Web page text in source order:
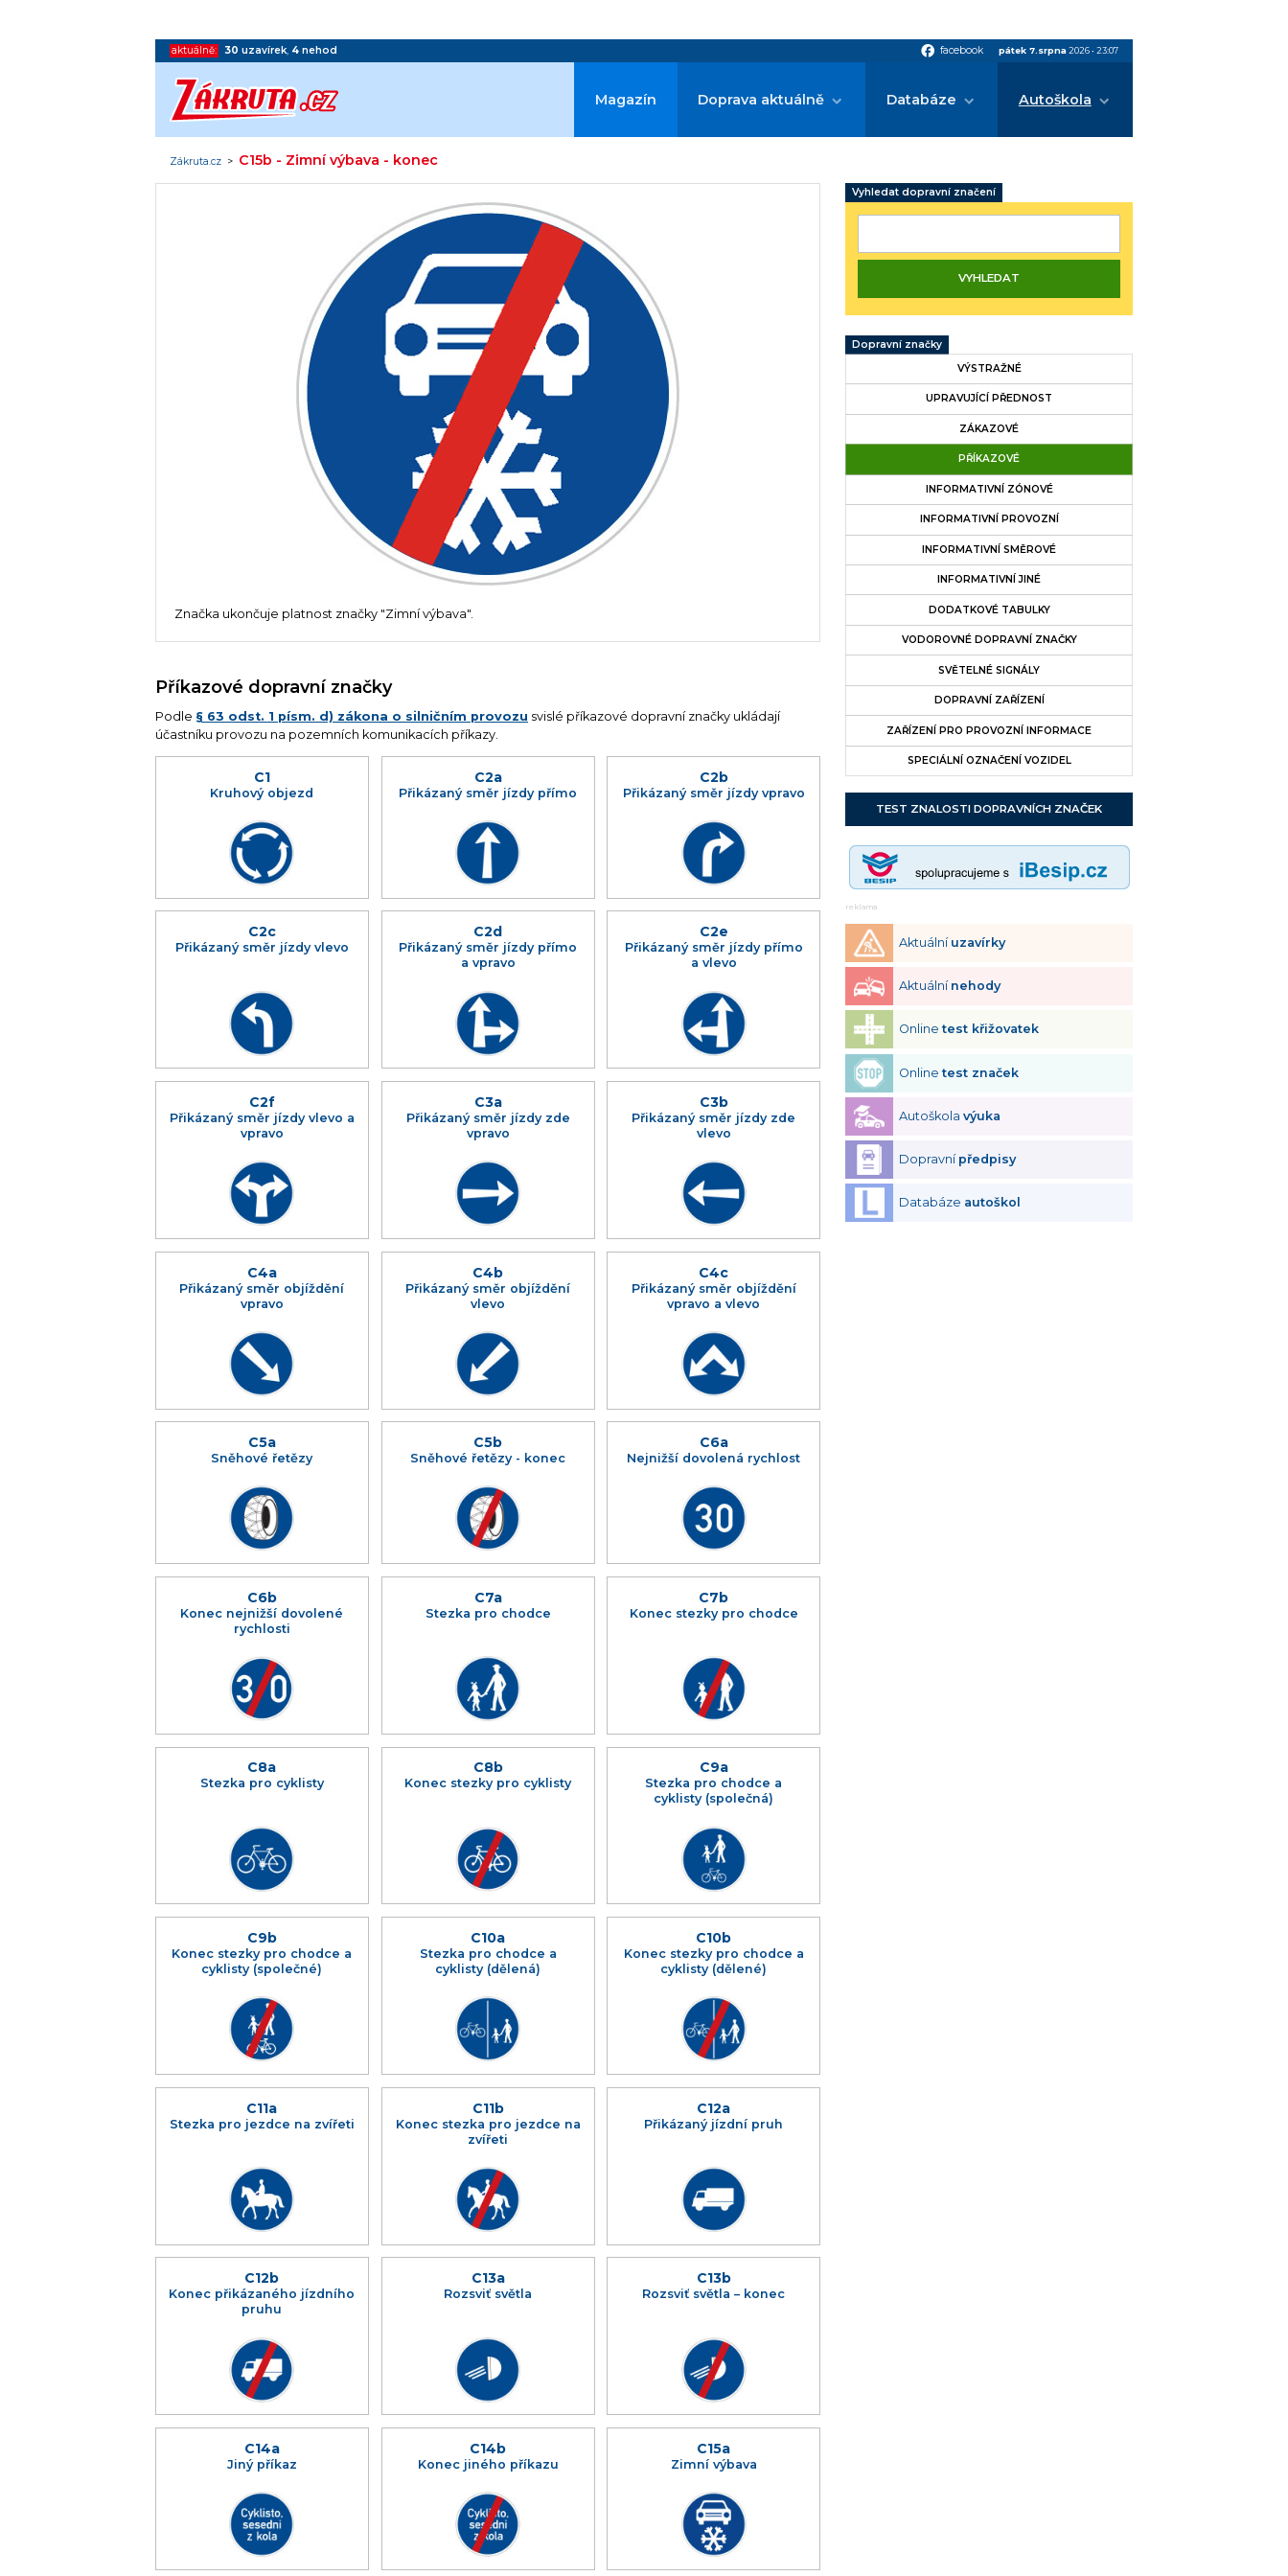
aktuálně: 30 uzavírek, 4 nehod facebook facebook pátek 7.srpna 2026• 23:07
Magazín Doprava aktuálně Databáze Autoškola
Zákruta.cz > C15b - Zimní výbava - konec
Značka ukončuje platnost značky "Zimní výbava".
Příkazové dopravní značky
Podle § 63 odst. 1 písm. d) zákona o silničním provozu svislé příkazové dopravní značky ukládají
účastníku provozu na pozemních komunikacích příkazy.
C1
Kruhový objezd
C2a
Přikázaný směr jízdy přímo
C2b
Přikázaný směr jízdy vpravo
C2c
Přikázaný směr jízdy vlevo
C2d
Přikázaný směr jízdy přímo
a vpravo
C2e
Přikázaný směr jízdy přímo
a vlevo
C2f
Přikázaný směr jízdy vlevo a
vpravo
C3a
Přikázaný směr jízdy zde
vpravo
C3b
Přikázaný směr jízdy zde
vlevo
C4a
Přikázaný směr objíždění
vpravo
C4b
Přikázaný směr objíždění
vlevo
C4c
Přikázaný směr objíždění
vpravo a vlevo
C5a
Sněhové řetězy
C5b
Sněhové řetězy - konec
C6a
Nejnižší dovolená rychlost
C6b
Konec nejnižší dovolené
rychlosti
C7a
Stezka pro chodce
C7b
Konec stezky pro chodce
C8a
Stezka pro cyklisty
C8b
Konec stezky pro cyklisty
C9a
Stezka pro chodce a
cyklisty (společná)
C9b
Konec stezky pro chodce a
cyklisty (společné)
C10a
Stezka pro chodce a
cyklisty (dělená)
C10b
Konec stezky pro chodce a
cyklisty (dělené)
C11a
Stezka pro jezdce na zvířeti
C11b
Konec stezka pro jezdce na
zvířeti
C12a
Přikázaný jízdní pruh
C12b
Konec přikázaného jízdního
pruhu
C13a
Rozsviť světla
C13b
Rozsviť světla – konec
C14a
Jiný příkaz
C14b
Konec jiného příkazu
C15a
Zimní výbava
Vyhledat dopravní značení
Dopravní značky
VÝSTRAŽNÉ
UPRAVUJÍCÍ PŘEDNOST
ZÁKAZOVÉ
PŘÍKAZOVÉ
INFORMATIVNÍ ZÓNOVÉ
INFORMATIVNÍ PROVOZNÍ
INFORMATIVNÍ SMĚROVÉ
INFORMATIVNÍ JINÉ
DODATKOVÉ TABULKY
VODOROVNÉ DOPRAVNÍ ZNAČKY
SVĚTELNÉ SIGNÁLY
DOPRAVNÍ ZAŘÍZENÍ
ZAŘÍZENÍ PRO PROVOZNÍ INFORMACE
SPECIÁLNÍ OZNAČENÍ VOZIDEL
TEST ZNALOSTI DOPRAVNÍCH ZNAČEK
reklama
Aktuální uzavírky
Aktuální nehody
Onlinetest křižovatek
Onlinetest značek
Autoškolavýuka
Dopravní předpisy
Databáze autoškol